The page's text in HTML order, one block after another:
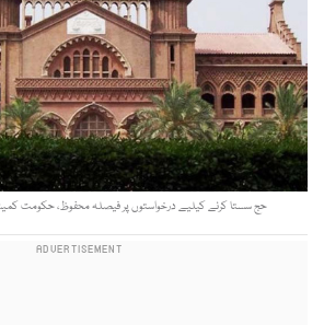
حج سستا کرنے کیلیے درخواستوں پر فیصلہ محفوظ، حکومت